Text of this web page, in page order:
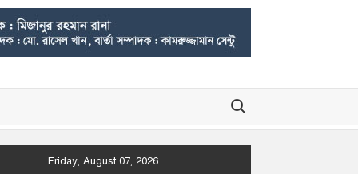
Search for:
Friday, August 07, 2026